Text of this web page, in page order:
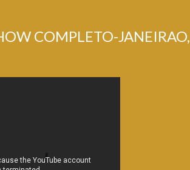
COMPLETO-JANEIRAO,